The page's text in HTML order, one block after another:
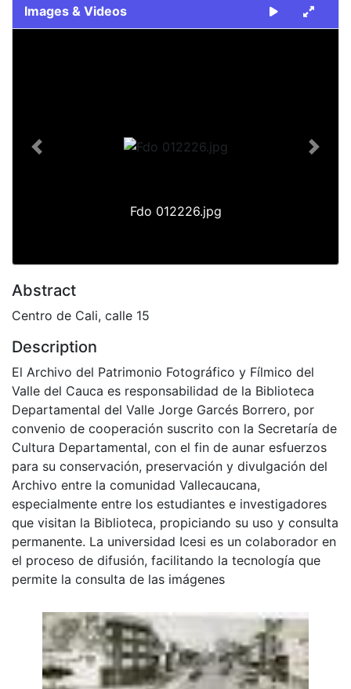
Images & Videos
Fdo 012226.jpg
Previous Next
Abstract
Centro de Cali, calle 15
Description
El Archivo del Patrimonio Fotográfico y Fílmico del
Valle del Cauca es responsabilidad de la Biblioteca
Departamental del Valle Jorge Garcés Borrero, por
convenio de cooperación suscrito con la Secretaría de
Cultura Departamental, con el fin de aunar esfuerzos
para su conservación, preservación y divulgación del
Archivo entre la comunidad Vallecaucana,
especialmente entre los estudiantes e investigadores
que visitan la Biblioteca, propiciando su uso y consulta
permanente. La universidad Icesi es un colaborador en
el proceso de difusión, facilitando la tecnología que
permite la consulta de las imágenes